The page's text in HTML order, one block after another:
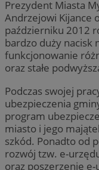
Prezydent Miasta
Andrzejowi Kijance
październiku 2012
bardzo duży nacisk
funkcjonowanie
oraz stałe
Podczas swojej
ubezpieczenia
program
miasto i jego
szkód. Ponadto od
rozwój tzw. e-
oraz poszerzenie e-